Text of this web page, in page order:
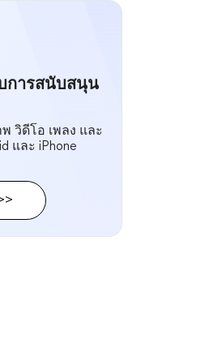
การสนับสนุน
วิดีโอ เพลง และ
และ iPhone